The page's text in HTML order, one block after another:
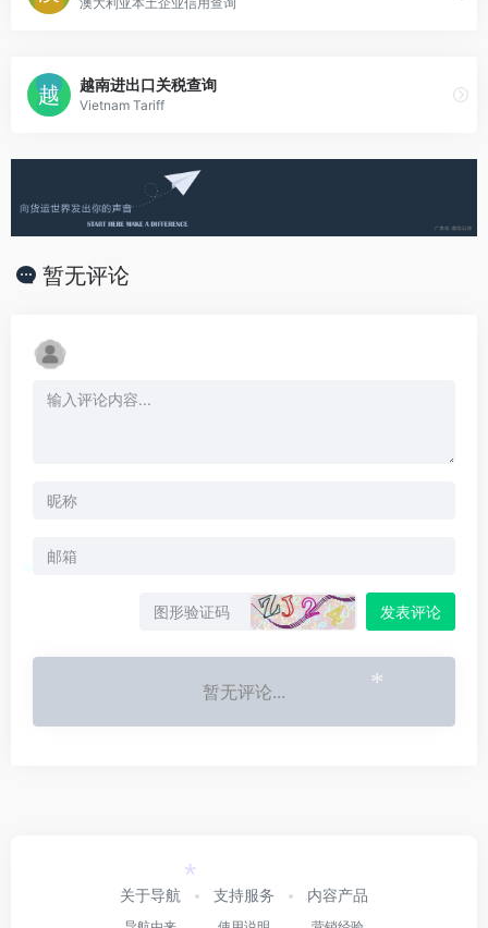
越南进出口关税查询
Vietnam Tariff
暂无评论
发表评论
暂无评论...
关于导航 支持服务 内容产品
*